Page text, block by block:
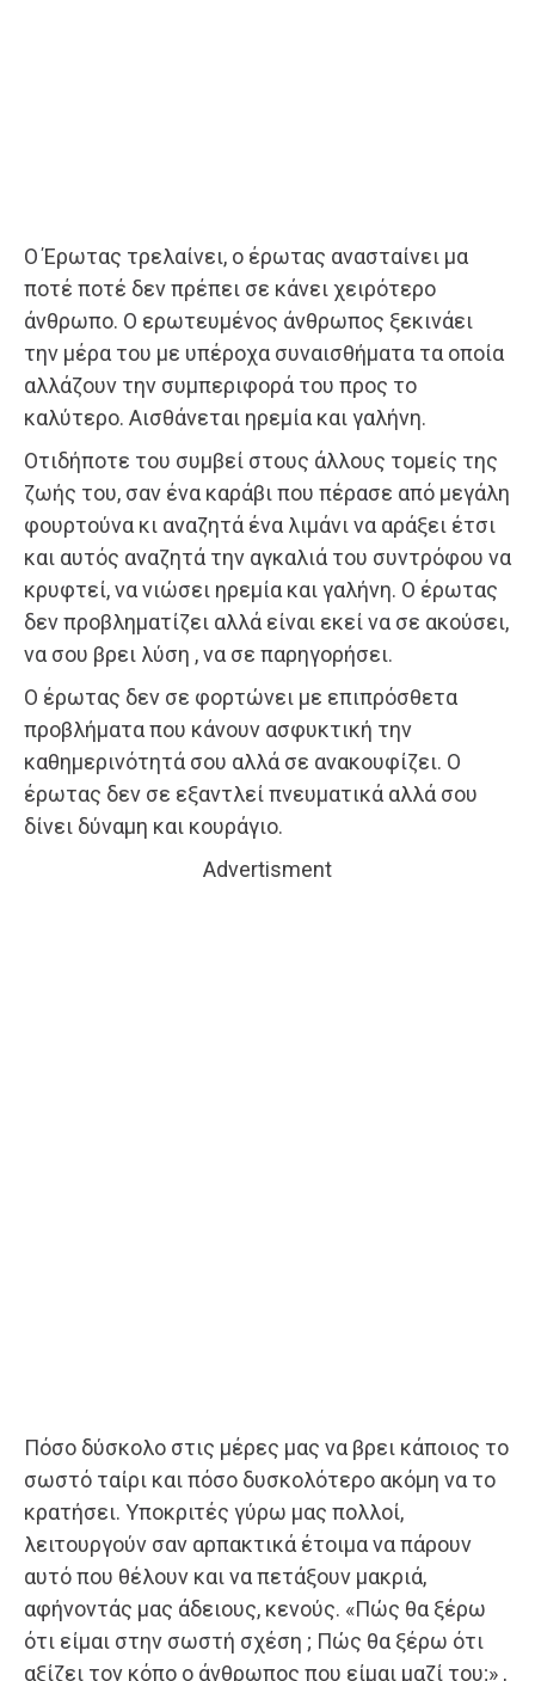
Ο Έρωτας τρελαίνει, ο έρωτας ανασταίνει μα
ποτέ ποτέ δεν πρέπει σε κάνει χειρότερο
άνθρωπο. Ο ερωτευμένος άνθρωπος ξεκινάει
την μέρα του με υπέροχα συναισθήματα τα οποία
αλλάζουν την συμπεριφορά του προς το
καλύτερο. Αισθάνεται ηρεμία και γαλήνη.
Οτιδήποτε του συμβεί στους άλλους τομείς της
ζωής του, σαν ένα καράβι που πέρασε από μεγάλη
φουρτούνα κι αναζητά ένα λιμάνι να αράξει έτσι
και αυτός αναζητά την αγκαλιά του συντρόφου να
κρυφτεί, να νιώσει ηρεμία και γαλήνη. Ο έρωτας
δεν προβληματίζει αλλά είναι εκεί να σε ακούσει,
να σου βρει λύση , να σε παρηγορήσει.
Ο έρωτας δεν σε φορτώνει με επιπρόσθετα
προβλήματα που κάνουν ασφυκτική την
καθημερινότητά σου αλλά σε ανακουφίζει. Ο
έρωτας δεν σε εξαντλεί πνευματικά αλλά σου
δίνει δύναμη και κουράγιο.
Advertisment
Πόσο δύσκολο στις μέρες μας να βρει κάποιος το
σωστό ταίρι και πόσο δυσκολότερο ακόμη να το
κρατήσει. Υποκριτές γύρω μας πολλοί,
λειτουργούν σαν αρπακτικά έτοιμα να πάρουν
αυτό που θέλουν και να πετάξουν μακριά,
αφήνοντάς μας άδειους, κενούς. «Πώς θα ξέρω
ότι είμαι στην σωστή σχέση ; Πώς θα ξέρω ότι
αξίζει τον κόπο ο άνθρωπος που είμαι μαζί του;» ,